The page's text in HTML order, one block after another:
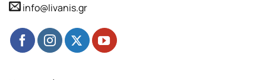
info@livanis.gr